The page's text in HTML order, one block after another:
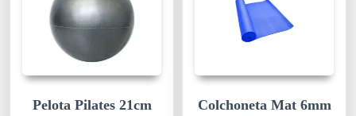
Pelota Pilates 21cm
Colchoneta Mat 6mm